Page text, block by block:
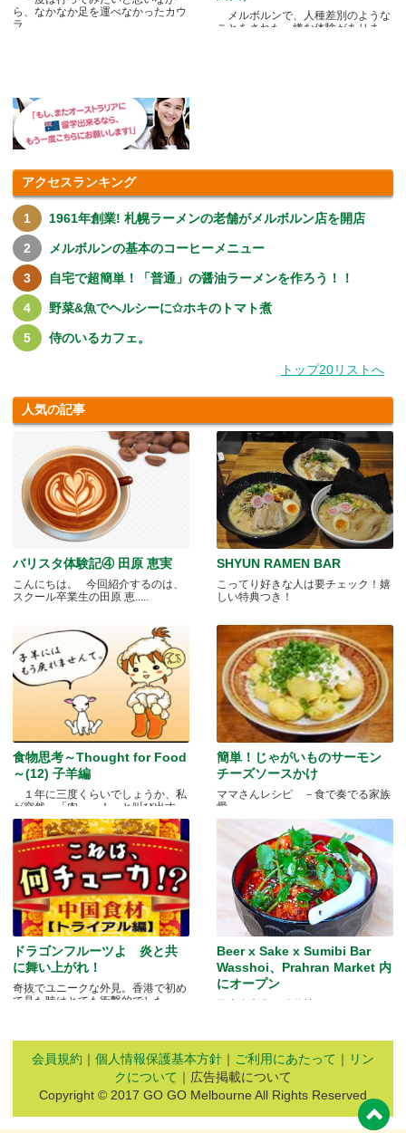
ら、なかなか足を運べなかったカウ
ラ.....
メルボルンで、人種差別のような
ことをされた、嫌な体験がありま
アクセスランキング
1961年創業! 札幌ラーメンの老舗がメルボルン店を開店
メルボルンの基本のコーヒーメニュー
自宅で超簡単！「普通」の醤油ラーメンを作ろう！！
野菜&魚でヘルシーに✩ホキのトマト煮
侍のいるカフェ。
トップ20リストへ
人気の記事
バリスタ体験記④ 田原 恵実
こんにちは。 今回紹介するのは、
スクール卒業生の田原 恵.....
SHYUN RAMEN BAR
こってり好きな人は要チェック！嬉
しい特典つき！
食物思考～Thought for Food
～(12) 子羊編
１年に三度くらいでしょうか、私
が突然、「肉～っ！」と叫び出す
瞬.....
簡単！じゃがいものサーモン
チーズソースかけ
ママさんレシピ －食で奏でる家族
愛－
ドラゴンフルーツよ 炎と共
に舞い上がれ！
奇抜でユニークな外見。香港で初め
て見た時はとても衝撃的でした.....
Beer x Sake x Sumibi Bar
Wasshoi、Prahran Market 内
にオープン
会員規約 ｜ 個人情報保護基本方針 ｜ ご利用にあたって ｜ リン
クについて ｜広告掲載について
Copyright © 2017 GO GO Melbourne All Rights Reserved